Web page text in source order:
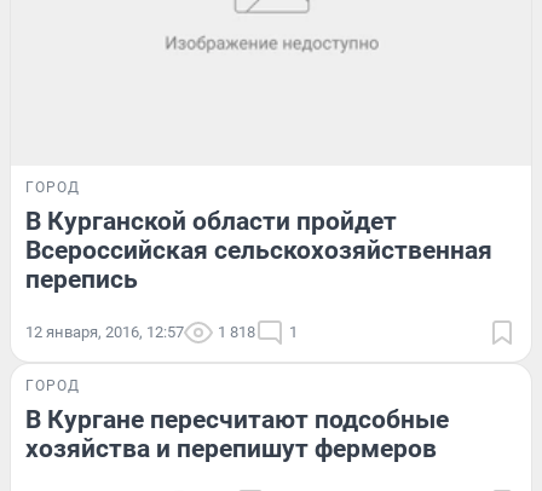
ГОРОД
В Курганской области пройдет
Всероссийская сельскохозяйственная
перепись
12 января, 2016, 12:57 1 818 1
ГОРОД
В Кургане пересчитают подсобные
хозяйства и перепишут фермеров